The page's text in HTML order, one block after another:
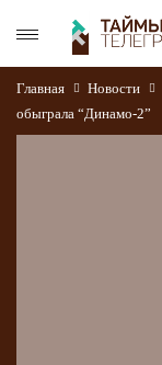
Главная Новости
обыграла “Динамо-2”